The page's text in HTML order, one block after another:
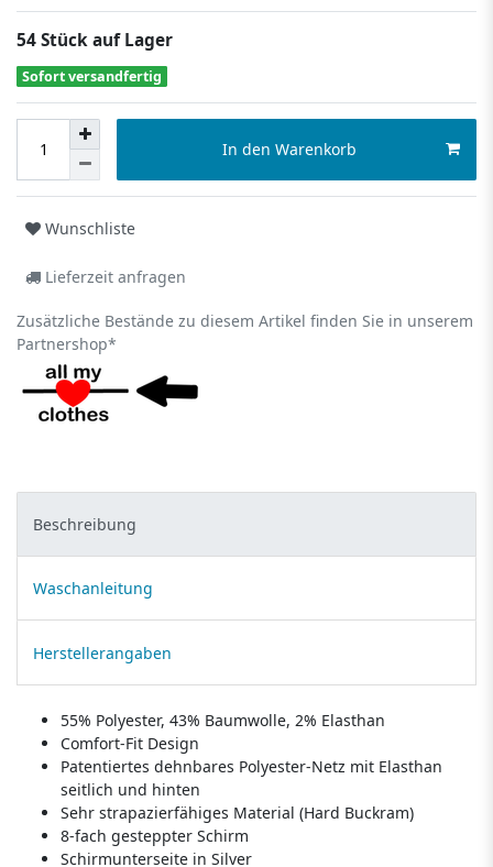
54 Stück auf Lager
Sofort versandfertig
In den Warenkorb
Wunschliste
Lieferzeit anfragen
Zusätzliche Bestände zu diesem Artikel finden Sie in unserem
Partnershop*
Beschreibung
Waschanleitung
Herstellerangaben
55% Polyester, 43% Baumwolle, 2% Elasthan
Comfort-Fit Design
Patentiertes dehnbares Polyester-Netz mit Elasthan
seitlich und hinten
Sehr strapazierfähiges Material (Hard Buckram)
8-fach gesteppter Schirm
Schirmunterseite in Silver